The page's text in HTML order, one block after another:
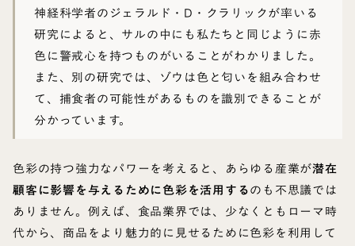
神経科学者のジェラルド・D・クラリックが率いる
研究によると、サルの中にも私たちと同じように赤
色に警戒心を持つものがいることがわかりました。
また、別の研究では、ゾウは色と匂いを組み合わせ
て、捕食者の可能性があるものを識別できることが
分かっています。
色彩の持つ強力なパワーを考えると、あらゆる産業が潜在
顧客に影響を与えるために色彩を活用するのも不思議では
ありません。例えば、食品業界では、少なくともローマ時
代から、商品をより魅力的に見せるために色彩を利用して